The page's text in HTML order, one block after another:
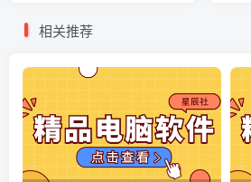
相关推荐